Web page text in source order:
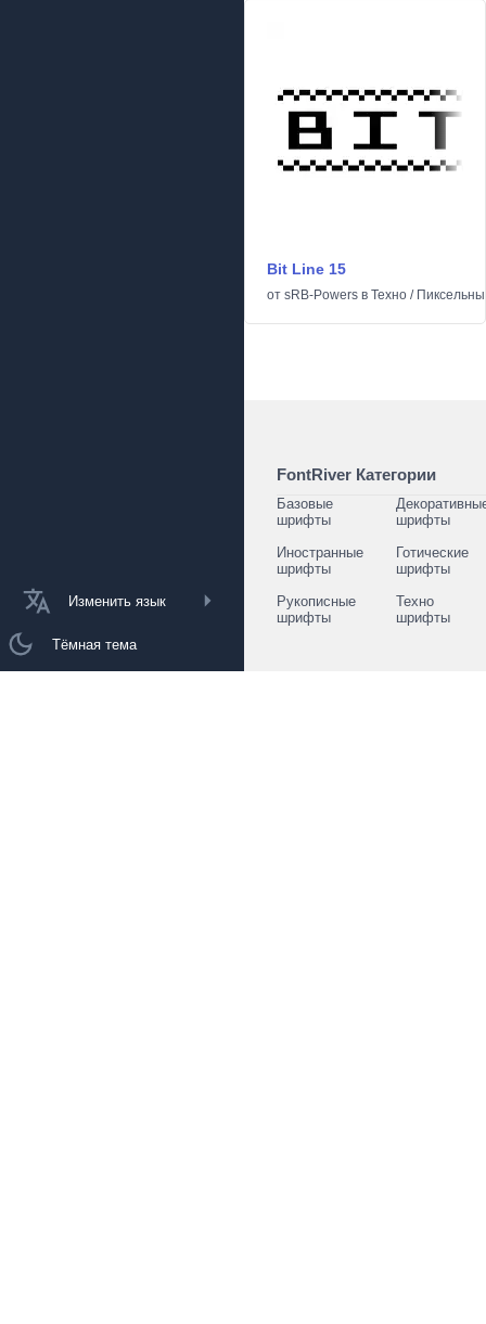
Изменить язык
Тёмная тема
Bit Line 15
от sRB-Powers в Техно /
FontRiver Категории
Базовые
шрифты
шрифты
Иностранные
шрифты
Готические
шрифты
Рукописные
шрифты
Техно
шрифты